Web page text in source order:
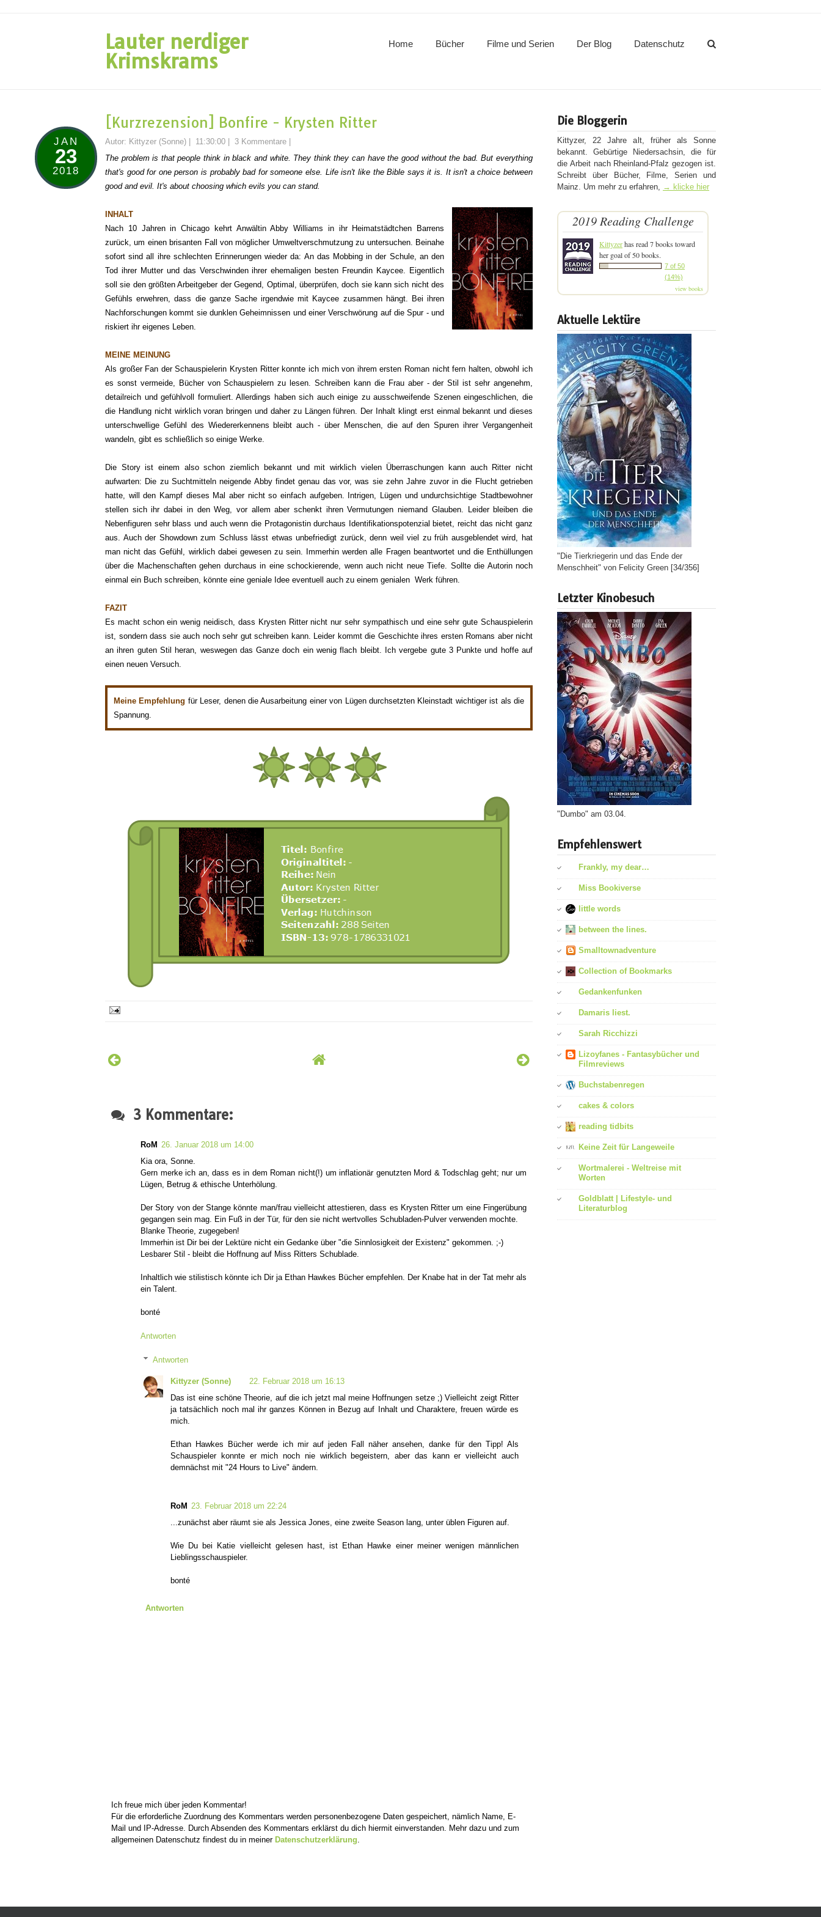
Lauter nerdiger
Krimskrams
Home Bücher Filme und Serien Der Blog Datenschutz
JAN
23
2018
[Kurzrezension] Bonfire - Krysten Ritter
Autor: Kittyzer (Sonne) 11:30:00 3 Kommentare
The problem is that people think in black and white. They think they can have the good without the bad. But everything
that's good for one person is probably bad for someone else. Life isn't like the Bible says it is. It isn't a choice between
good and evil. It's about choosing which evils you can stand.
INHALT
Nach 10 Jahren in Chicago kehrt Anwältin Abby Williams in ihr Heimatstädtchen Barrens
zurück, um einen brisanten Fall von möglicher Umweltverschmutzung zu untersuchen. Beinahe
sofort sind all ihre schlechten Erinnerungen wieder da: An das Mobbing in der Schule, an den
Tod ihrer Mutter und das Verschwinden ihrer ehemaligen besten Freundin Kaycee. Eigentlich
soll sie den größten Arbeitgeber der Gegend, Optimal, überprüfen, doch sie kann sich nicht des
Gefühls erwehren, dass die ganze Sache irgendwie mit Kaycee zusammen hängt. Bei ihren
Nachforschungen kommt sie dunklen Geheimnissen und einer Verschwörung auf die Spur - und
riskiert ihr eigenes Leben.
MEINE MEINUNG
Als großer Fan der Schauspielerin Krysten Ritter konnte ich mich von ihrem ersten Roman nicht fern halten, obwohl ich
es sonst vermeide, Bücher von Schauspielern zu lesen. Schreiben kann die Frau aber - der Stil ist sehr angenehm,
detailreich und gefühlvoll formuliert. Allerdings haben sich auch einige zu ausschweifende Szenen eingeschlichen, die
die Handlung nicht wirklich voran bringen und daher zu Längen führen. Der Inhalt klingt erst einmal bekannt und dieses
unterschwellige Gefühl des Wiedererkennens blei bt auch -über Menschen, die auf den Spuren ihrer Vergangenheit
wandeln, gibt es schließlich so einige Werke.
Die Story ist einem alsoschon ziemlich bekanntund mit wirklich vielen Überraschungen kann auch Ritter nicht
aufwarten: Die zu Suchtmitteln neigende Abby findet genau das vor,was sie zehn Jahre zuvor in die Flucht getrieben
hatte, will den Kampf dieses Mal aber nicht so einfach aufgeben. Intrigen, Lügen und undurchsichtige Stadtbewohner
stellen sich ihrdabei in den Weg, vor allem aberschenkt ihren Vermutungen niemand Glauben. Leider bleiben die
Nebenfiguren sehr blass und auch wenn die Protagonistin durchaus I dentifikationspotenzial bietet, reicht das nicht ganz
aus. Auch der Showdown zum Schluss lässt etwas unbefriedigt zurück, denn weilviel zu früh ausgeblendet wird, hat
man nicht das Gefühl, wirklich dabei gewesen zu sein. Immerhin werden alle Fragen beantwortet und die Enthüllungen
über die Machenschaftengehen durchaus in eine schockierende, wenn auch nicht neue Tiefe. Sollte die Autorin noch
einmal ein Buch schreiben, könnte eine geniale Idee eventuell auch zu einem genialen Werk führen.
FAZIT
Es machtschon ein wenig neidisch, dass Krysten Ritter nicht nursehr sympathisch und eine sehr gute Schauspielerin
ist, sondern dass sie auch noch sehr gut schreiben kann. Leider kommt die Geschichte ihres ersten Romans aber nicht
an ihren guten Stil heran, weswegen das Ganze doch ein wenig flach bleibt.
Ich vergebe gute 3 Punkte und hoffe auf
einen neuen Versuch.
Meine Empfehlung für Leser, denendie Ausarbeitung einer von Lügen durchsetzten Kleinstadt wichtiger ist als die
Spannung.
3 Kommentare:
RoM 26. Januar 2018 um 14:00
Kia ora, Sonne.
Gern merke ich an, dass es in dem Roman nicht(!) um inflationär genutzten Mord & Todschlag geht; nur um
Lügen, Betrug & ethische Unterhölung.
Der Story von der Stange könnte man/frau vielleicht attestieren, dass es Krysten Ritter um eine Fingerübung
gegangen sein mag. Ein Fuß in der Tür, für den sie nicht wertvolles Schubladen-Pulver verwenden mochte.
Blanke Theorie, zugegeben!
Immerhin ist Dir bei der Lektüre nicht ein Gedanke über "die Sinnlosigkeit der Existenz" gekommen. ;-)
Lesbarer Stil - bleibt die Hoffnung auf Miss Ritters Schublade.
Inhaltlich wie stilistisch könnte ich Dir ja Ethan Hawkes Bücher empfehlen. Der Knabe hat in der Tat mehr als
ein Talent.
bonté
Antworten
Antworten
Kittyzer (Sonne)
22. Februar 2018 um 16:13
Das ist eine schöne Theorie, auf die ich jetzt mal meine Hoffnungen setze ;) Vielleicht zeigt Ritter
ja tatsächlich noch mal ihr ganzes Können in Bezug auf Inhalt und Charaktere, freuen würde es
mich.
Ethan Hawkes Bücher werde ich mir auf jeden Fall näher ansehen, danke für den Tipp! Als
Schauspieler konnte er mich noch nie wirklich begeistern, aber das kann er vielleicht auch
demnächst mit "24 Hours to Live" ändern.
RoM 23. Februar 2018 um 22:24
...zunächst aber räumt sie als Jessica Jones, eine zweite Season lang, unter üblen Figuren auf.
Wie Du bei Katie vielleicht gelesen hast, ist Ethan Hawke einer meiner wenigen männlichen
Lieblingsschauspieler.
bonté
Antworten
Ich freue mich über jeden Kommentar!
Für die erforderliche Zuordnung des Kommentars werden personenbezogene Daten gespeichert, nämlich Name, E-
Mail und IP-Adresse. Durch Absenden des Kommentars erklärst du dich hiermit einverstanden. Mehr dazu und zum
allgemeinen Datenschutz findest du in meiner Datenschutzerklärung.
Die Bloggerin
Kittyzer, 22 Jahre alt, früher als Sonne
bekannt. Gebürtige Niedersachsin, die für
die Arbeit nach Rheinland-Pfalz gezogen ist.
Schreibt über Bücher, Filme, Serien und
Mainz. Um mehr zu erfahren, → klicke hier
2019 Reading Challenge
Kittyzerhas read 7 books toward
her goal of 50 books.
7 of 50
(14%)
view books
Aktuelle Lektüre
"Die Tierkriegerin und das Ende der
Menschheit" von Felicity Green [34/356]
Letzter Kinobesuch
"Dumbo" am 03.04.
Empfehlenswert
Frankly, my dear…
Miss Bookiverse
little words
between the lines.
Smalltownadventure
Collection of Bookmarks
Gedankenfunken
Damaris liest.
Sarah Ricchizzi
Lizoyfanes - Fantasybücher und
Filmreviews
Buchstabenregen
cakes & colors
reading tidbits
Keine Zeit für Langeweile
Wortmalerei - Weltreise mit
Worten
Goldblatt | Lifestyle- und
Literaturblog